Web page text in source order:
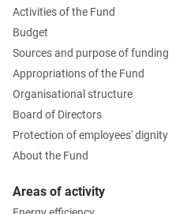
Activities of the Fund
Budget
Sources and purpose of funding
Appropriations of the Fund
Organisational structure
Board of Directors
Protection of employees' dignity
About the Fund
Areas of activity